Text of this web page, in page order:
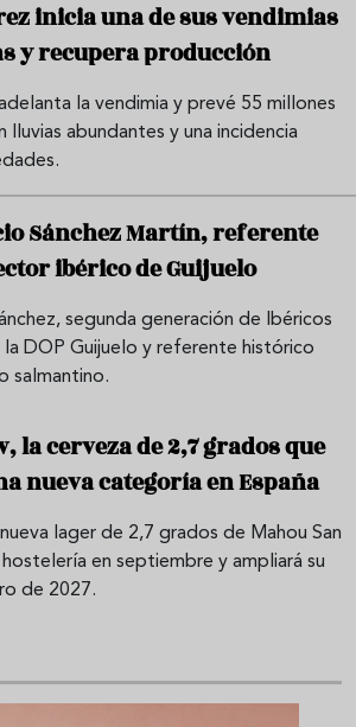
inicia una de sus vendimias
y recupera producción
la vendimia y prevé 55 millones
lluvias abundantes y una incidencia
Sánchez Martín, referente
ibérico de Guijuelo
segunda generación de Ibéricos
la DOP Guijuelo y referente histórico
salmantino.
la cerveza de 2,7 grados que
nueva categoría en España
lager de 2,7 grados de Mahou San
en septiembre y ampliará su
de 2027.